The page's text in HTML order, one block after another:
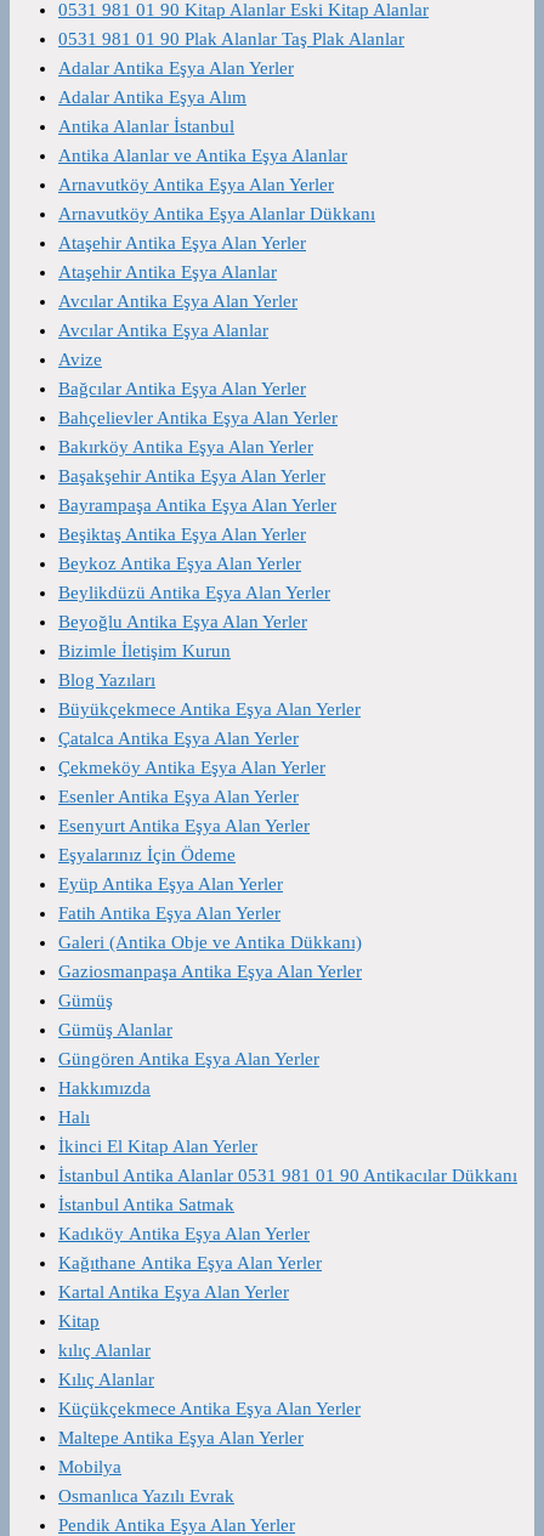
0531 981 01 90 Kitap Alanlar Eski Kitap Alanlar
0531 981 01 90 Plak Alanlar Taş Plak Alanlar
Adalar Antika Eşya Alan Yerler
Adalar Antika Eşya Alım
Antika Alanlar İstanbul
Antika Alanlar ve Antika Eşya Alanlar
Arnavutköy Antika Eşya Alan Yerler
Arnavutköy Antika Eşya Alanlar Dükkanı
Ataşehir Antika Eşya Alan Yerler
Ataşehir Antika Eşya Alanlar
Avcılar Antika Eşya Alan Yerler
Avcılar Antika Eşya Alanlar
Avize
Bağcılar Antika Eşya Alan Yerler
Bahçelievler Antika Eşya Alan Yerler
Bakırköy Antika Eşya Alan Yerler
Başakşehir Antika Eşya Alan Yerler
Bayrampaşa Antika Eşya Alan Yerler
Beşiktaş Antika Eşya Alan Yerler
Beykoz Antika Eşya Alan Yerler
Beylikdüzü Antika Eşya Alan Yerler
Beyoğlu Antika Eşya Alan Yerler
Bizimle İletişim Kurun
Blog Yazıları
Büyükçekmece Antika Eşya Alan Yerler
Çatalca Antika Eşya Alan Yerler
Çekmeköy Antika Eşya Alan Yerler
Esenler Antika Eşya Alan Yerler
Esenyurt Antika Eşya Alan Yerler
Eşyalarınız İçin Ödeme
Eyüp Antika Eşya Alan Yerler
Fatih Antika Eşya Alan Yerler
Galeri (Antika Obje ve Antika Dükkanı)
Gaziosmanpaşa Antika Eşya Alan Yerler
Gümüş
Gümüş Alanlar
Güngören Antika Eşya Alan Yerler
Hakkımızda
Halı
İkinci El Kitap Alan Yerler
İstanbul Antika Alanlar 0531 981 01 90 Antikacılar Dükkanı
İstanbul Antika Satmak
Kadıköy Antika Eşya Alan Yerler
Kağıthane Antika Eşya Alan Yerler
Kartal Antika Eşya Alan Yerler
Kitap
kılıç Alanlar
Kılıç Alanlar
Küçükçekmece Antika Eşya Alan Yerler
Maltepe Antika Eşya Alan Yerler
Mobilya
Osmanlıca Yazılı Evrak
Pendik Antika Eşya Alan Yerler